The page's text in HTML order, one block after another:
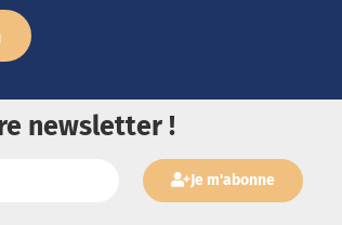
newsletter !
Je m'abonne